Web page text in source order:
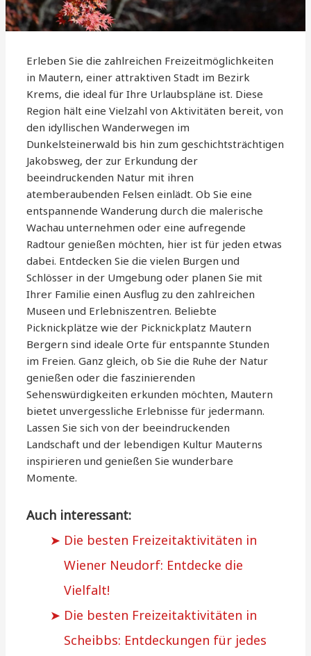
Erleben Sie die zahlreichen Freizeitmöglichkeiten
in Mautern, einer attraktiven Stadt im Bezirk
Krems, die ideal für Ihre Urlaubspläne ist. Diese
Region hält eine Vielzahl von Aktivitäten bereit, von
den idyllischen Wanderwegen im
Dunkelsteinerwald bis hin zum geschichtsträchtigen
Jakobsweg, der zur Erkundung der
beeindruckenden Natur mit ihren
atemberaubenden Felsen einlädt. Ob Sie eine
entspannende Wanderung durch die malerische
Wachau unternehmen oder eine aufregende
Radtour genießen möchten, hier ist für jeden etwas
dabei. Entdecken Sie die vielen Burgen und
Schlösser in der Umgebung oder planen Sie mit
Ihrer Familie einen Ausflug zu den zahlreichen
Museen und Erlebniszentren. Beliebte
Picknickplätze wie der Picknickplatz Mautern
Bergern sind ideale Orte für entspannte Stunden
im Freien. Ganz gleich, ob Sie die Ruhe der Natur
genießen oder die faszinierenden
Sehenswürdigkeiten erkunden möchten, Mautern
bietet unvergessliche Erlebnisse für jedermann.
Lassen Sie sich von der beeindruckenden
Landschaft und der lebendigen Kultur Mauterns
inspirieren und genießen Sie wunderbare
Momente.
Auch interessant:
Die besten Freizeitaktivitäten in
Wiener Neudorf: Entdecke die
Vielfalt!
Die besten Freizeitaktivitäten in
Scheibbs: Entdeckungen für jedes